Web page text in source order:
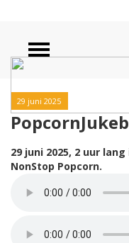
29 juni 2025
29 juni 2025, 2 uur
NonStop Popcorn.